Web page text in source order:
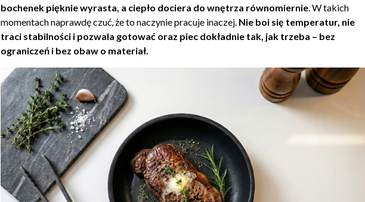
bochenek pięknie wyrasta, a ciepło dociera do wnętrza równomiernie. W takich
momentach naprawdę czuć, że to naczynie pracuje inaczej. Nie boi się temperatur, nie
traci stabilności i pozwala gotować oraz piec dokładnie tak, jak trzeba – bez
ograniczeń i bez obaw o materiał.